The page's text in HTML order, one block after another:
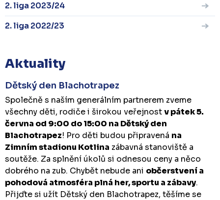
2. liga 2023/24
2. liga 2022/23
Aktuality
Dětský den Blachotrapez
Společně s naším generálním partnerem zveme
všechny děti, rodiče i širokou veřejnostv pátek 5.
června od 9:00 do 15:00 na Dětský den
Blachotrapez! Pro děti budou připravená na
Zimním stadionu Kotlina zábavná stanoviště a
soutěže. Za splnění úkolů si odnesou ceny a něco
dobrého na zub. Chybět nebude ani občerstvení a
pohodová atmosféra plná her, sportu a zábavy.
Přijďte si užít Dětský den Blachotrapez, těšíme se